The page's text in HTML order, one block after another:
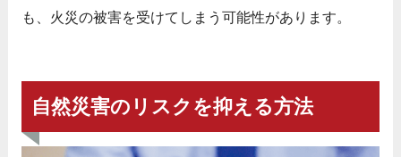
も、火災の被害を受けてしまう可能性があります。
自然災害のリスクを抑える方法